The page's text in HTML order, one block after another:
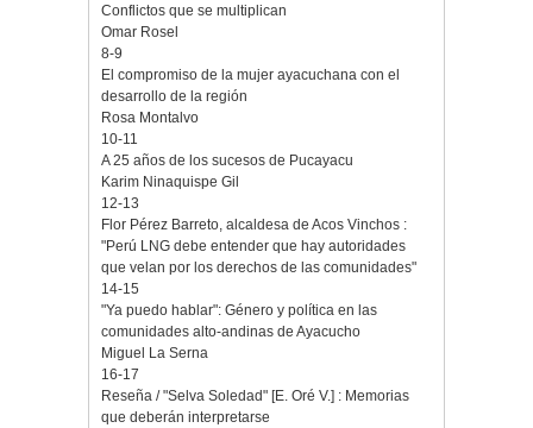
Conflictos que se multiplican
Omar Rosel
8-9
El compromiso de la mujer ayacuchana con el
desarrollo de la región
Rosa Montalvo
10-11
A 25 años de los sucesos de Pucayacu
Karim Ninaquispe Gil
12-13
Flor Pérez Barreto, alcaldesa de Acos Vinchos :
"Perú LNG debe entender que hay autoridades
que velan por los derechos de las comunidades"
14-15
"Ya puedo hablar": Género y política en las
comunidades alto-andinas de Ayacucho
Miguel La Serna
16-17
Reseña / "Selva Soledad" [E. Oré V.] : Memorias
que deberán interpretarse